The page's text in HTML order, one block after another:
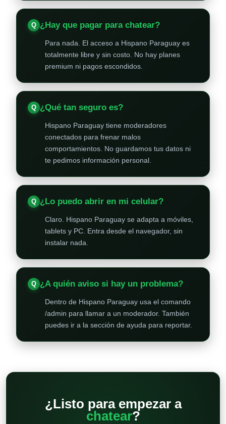
¿Hay que pagar para chatear?
Para nada. El acceso a Hispano Paraguay es
totalmente libre y sin costo. No hay planes
premium ni pagos escondidos.
¿Qué tan seguro es?
Hispano Paraguay tiene moderadores
conectados para frenar malos
comportamientos. No guardamos tus datos ni
te pedimos información personal.
¿Lo puedo abrir en mi celular?
Claro. Hispano Paraguay se adapta a móviles,
tablets y PC. Entra desde el navegador, sin
instalar nada.
¿A quién aviso si hay un problema?
Dentro de Hispano Paraguay usa el comando
/admin para llamar a un moderador. También
puedes ir a la sección de ayuda para reportar.
¿Listo para empezar a
chatear?